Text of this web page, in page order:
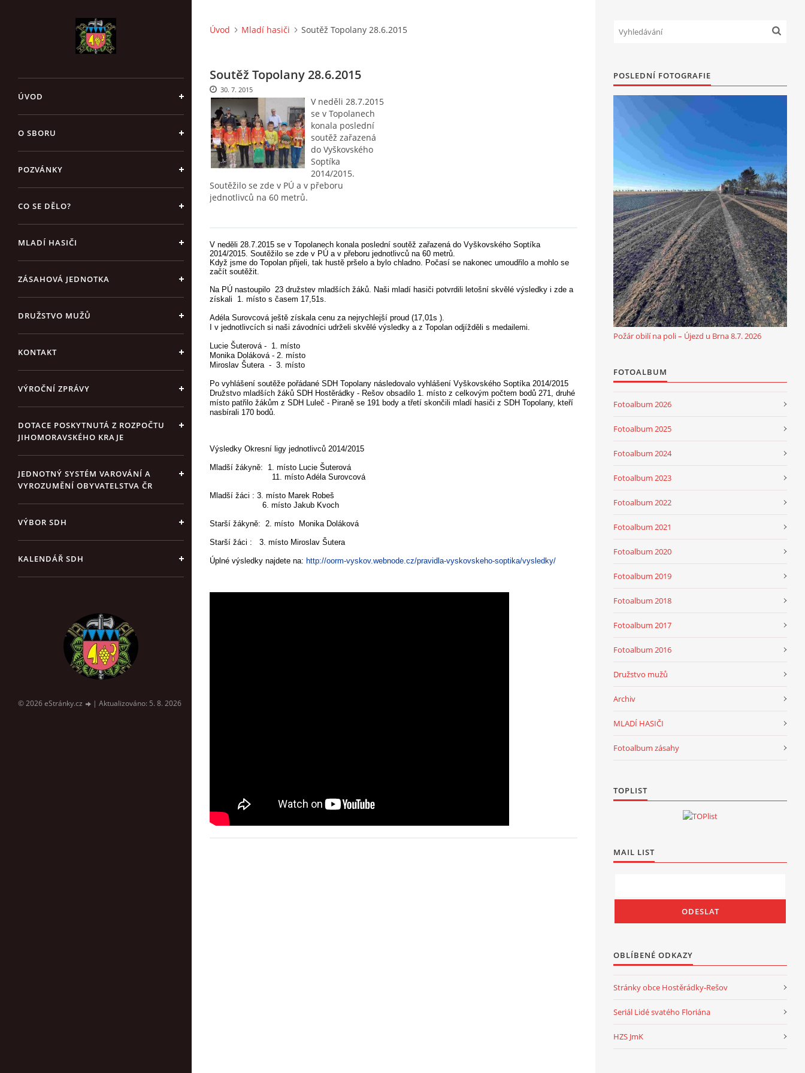
ÚVOD
O SBORU
POZVÁNKY
CO SE DĚLO?
MLADÍ HASIČI
ZÁSAHOVÁ JEDNOTKA
DRUŽSTVO MUŽŮ
KONTAKT
VÝROČNÍ ZPRÁVY
DOTACE POSKYTNUTÁ Z ROZPOČTU
JIHOMORAVSKÉHO KRAJE
JEDNOTNÝ SYSTÉM VAROVÁNÍ A
VYROZUMĚNÍ OBYVATELSTVA ČR
VÝBOR SDH
KALENDÁŘ SDH
© 2026 eStránky.cz | Aktualizováno: 5. 8. 2026
Úvod Mladí hasiči Soutěž Topolany 28.6.2015
Soutěž Topolany 28.6.2015
V neděli 28.7.2015
se v Topolanech
konala poslední
soutěž zařazená
do Vyškovského
Soptíka
2014/2015.
Soutěžilo se zde v PÚ a v přeboru
jednotlivců na 60 metrů.
30. 7. 2015
V neděli 28.7.2015 se v Topolanech konala poslední soutěž zařazená do Vyškovského Soptíka
2014/2015. Soutěžilo se zde v PÚ a v přeboru jednotlivců na 60 metrů.
Když jsme do Topolan přijeli, tak hustě pršelo a bylo chladno. Počasí se nakonec umoudřilo a mohlo se
začít soutěžit.
Na PÚ nastoupilo 23 družstev mladších žáků. Naši mladí hasiči potvrdili letošní skvělé výsledky i zde a
získali 1. místo s časem 17,51s.
Adéla Surovcová ještě získala cenu za nejrychlejší proud (17,01s ).
I v jednotlivcích si naši závodníci udrželi skvělé výsledky a z Topolan odjížděli s medailemi.
Lucie Šuterová - 1. místo
Monika Doláková - 2. místo
Miroslav Šutera - 3. místo
Po vyhlášení soutěže pořádané SDH Topolany následovalo vyhlášení Vyškovského Soptíka 2014/2015
Družstvo mladších žáků SDH Hostěrádky - Rešov obsadilo 1. místo z celkovým počtem bodů 271, druhé
místo patřilo žákům z SDH Luleč - Piraně se 191 body a třetí skončili mladí hasiči z SDH Topolany, kteří
nasbírali 170 bodů.
Výsledky Okresní ligy jednotlivců 2014/2015
Mladší žákyně: 1. místo Lucie Šuterová
11. místo Adéla Surovcová
Mladší žáci : 3. místo Marek Robeš
6. místo Jakub Kvoch
Starší žákyně: 2. místo Monika Doláková
Starší žáci : 3. místo Miroslav Šutera
Úplné výsledky najdete na: http://oorm-vyskov.webnode.cz/pravidla-vyskovskeho-soptika/vysledky/
POSLEDNÍ FOTOGRAFIE
Požár obilí na poli – Újezd u Brna 8.7. 2026
FOTOALBUM
Fotoalbum 2026
Fotoalbum 2025
Fotoalbum 2024
Fotoalbum 2023
Fotoalbum 2022
Fotoalbum 2021
Fotoalbum 2020
Fotoalbum 2019
Fotoalbum 2018
Fotoalbum 2017
Fotoalbum 2016
Družstvo mužů
Archiv
MLADÍ HASIČI
Fotoalbum zásahy
TOPLIST
MAIL LIST
OBLÍBENÉ ODKAZY
Stránky obce Hostěrádky-Rešov
Seriál Lidé svatého Floriána
HZS JmK